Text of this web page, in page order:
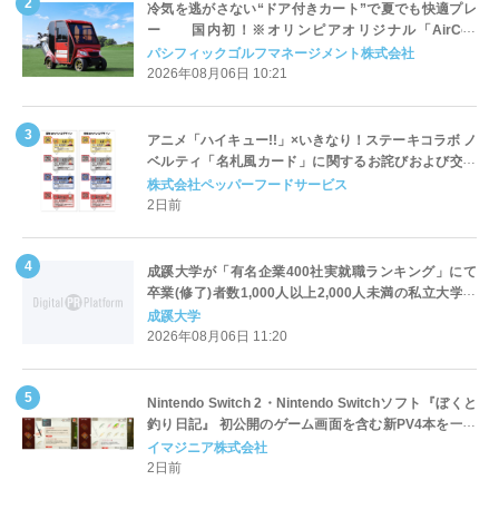
冷気を逃がさない“ドア付きカート”で夏でも快適プレ
ー 国内初！※オリンピアオリジナル「AirCon
Cart（エアコンカート）」導入 | ＰＧＭ
パシフィックゴルフマネージメント株式会社
2026年08月06日 10:21
アニメ「ハイキュー!!」×いきなり！ステーキコラボ ノ
ベルティ「名札風カード」に関するお詫びおよび交換
対応についてのご案内
株式会社ペッパーフードサービス
2日前
成蹊大学が「有名企業400社実就職ランキング」にて
卒業(修了)者数1,000人以上2,000人未満の私立大学で
全国第1位を獲得！～実就職率は26.5%（前年比＋
4.3pt）に伸長、東京の私立大学でも10位にランクイン
成蹊大学
2026年08月06日 11:20
Nintendo Switch 2・Nintendo Switchソフト『ぼくと
釣り日記』 初公開のゲーム画面を含む新PV4本を一挙
公開！
イマジニア株式会社
2日前